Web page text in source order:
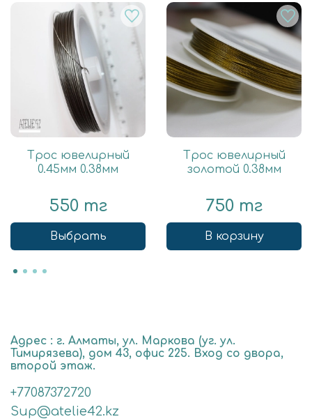
Трос ювелирный
0.45мм 0.38мм
550 тг
Выбрать
Трос ювелирный
золотой 0.38мм
750 тг
В корзину
Адрес : г. Алматы, ул. Маркова (уг. ул.
Тимирязева), дом 43, офис 225. Вход со двора,
второй этаж.
+77087372720
Sup@atelie42.kz